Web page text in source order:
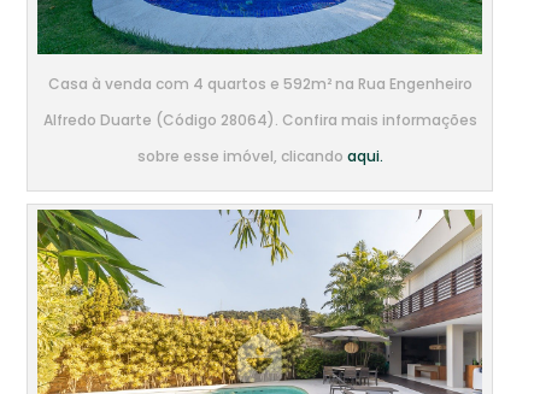
Casa à venda com 4 quartos e 592m² na Rua Engenheiro
Alfredo Duarte (Código 28064). Confira mais informações
sobre esse imóvel, clicando aqui.